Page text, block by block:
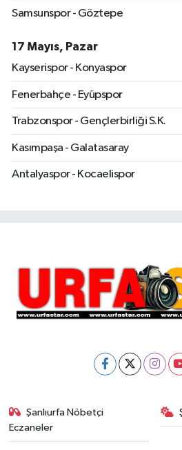
Samsunspor - Göztepe
17 Mayıs, Pazar
Kayserispor - Konyaspor
Fenerbahçe - Eyüpspor
Trabzonspor - Gençlerbirliği S.K.
Kasımpaşa - Galatasaray
Antalyaspor - Kocaelispor
Şanlıurfa Nöbetçi
Eczaneler